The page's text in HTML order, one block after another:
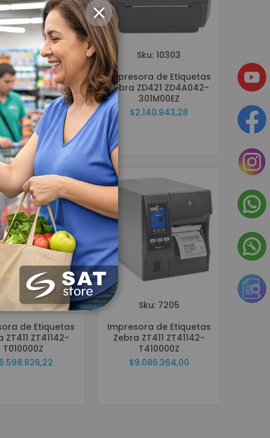
Sku: 10296
de Etiquetas
ZD421 + Wifi +
+ NFC
301W02EZ
Sku: 10303
Impresora de Etiquetas
Zebra ZD421 ZD4A042-
301M00EZ
$2.140.943,28
Sku: 10301
de Etiquetas
ZT411 ZT41142-
T010000Z
Sku: 7205
Impresora de Etiquetas
Zebra ZT411 ZT41142-
T410000Z
$9.086.364,00
CLOSE